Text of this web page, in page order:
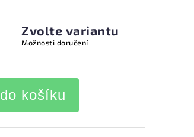
Zvolte variantu
Možnosti doručení
košíku